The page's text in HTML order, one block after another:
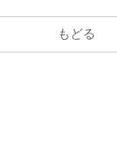
もどる